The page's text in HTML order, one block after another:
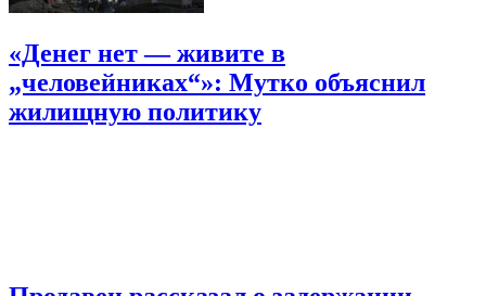
«Денег нет — живите в
„человейниках“»: Мутко объяснил
жилищную политику